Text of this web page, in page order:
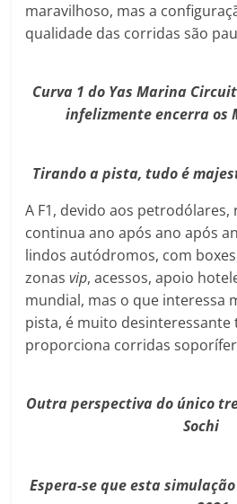
maravilhoso, mas a
qualidade das corridas são
Curva 1 do Yas Marina
infelizmente encerra os
Tirando a pista, tudo é
A F1, devido aos petrodólares,
continua ano após ano após
lindos autódromos, com
zonasvip, acessos, apoio
mundial, mas o que interessa
pista, é muito desinteressante
proporciona corridas
Outra perspectiva do único
Sochi
Espera-se que esta